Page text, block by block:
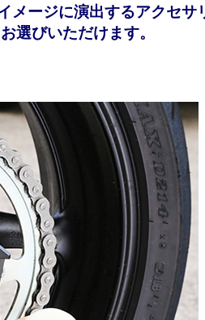
メージに演出するアクセサ
選びいただけます。